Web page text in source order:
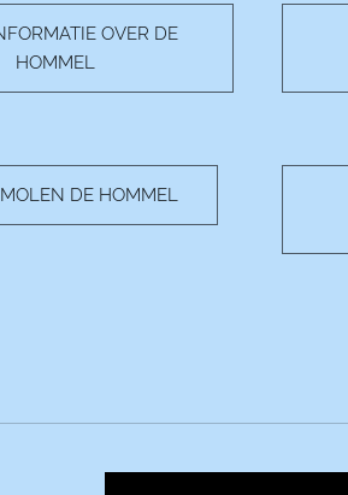
OVER DE
HOMMEL
DE HOMMEL